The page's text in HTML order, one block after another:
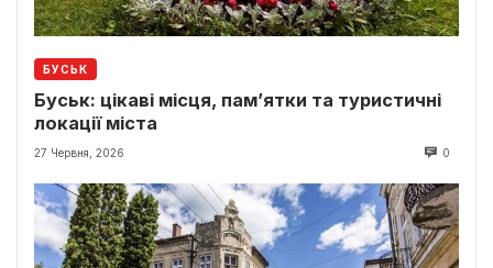
БУСЬК
Буськ: цікаві місця, пам’ятки та туристичні
локації міста
27 Червня, 2026 0